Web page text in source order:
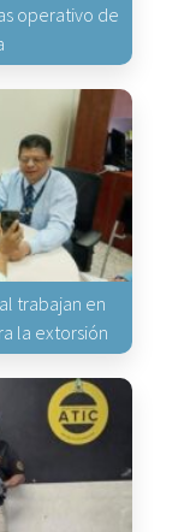
operativo de
trabajan en
la extorsión